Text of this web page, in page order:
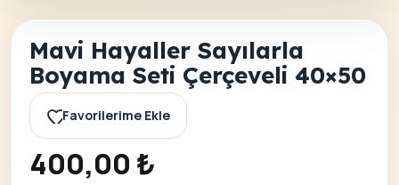
Mavi Hayaller Sayılarla
Boyama Seti Çerçeveli 40×50
Favorilerime Ekle
400,00 ₺